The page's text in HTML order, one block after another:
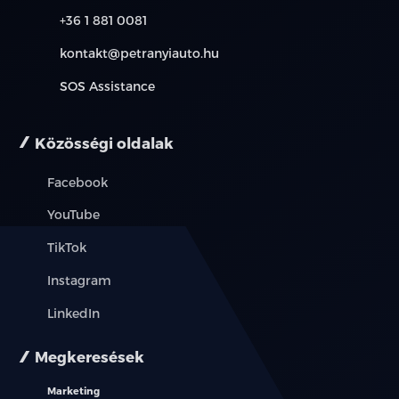
rendszer,
7 légzsák (vezető és utasoldali + első sori oldal-és
függönylégzsákok + középső légzsák)
tükörnél
Mechanikus gyerekzár
+36 1 881 0081
kontakt@petranyiauto.hu
SOS Assistance
Közösségi oldalak
Facebook
YouTube
TikTok
Instagram
LinkedIn
Megkeresések
Marketing